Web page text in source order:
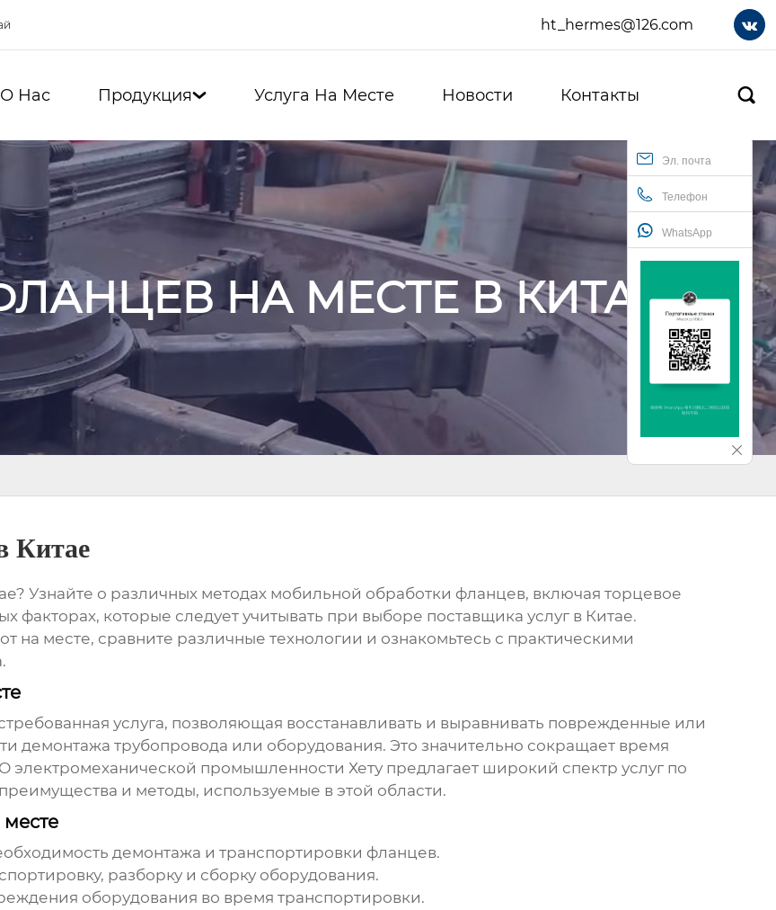
ht_hermes@126.com 
О Нас Продукция Услуга На Месте Новости Контакты 
Эл. почта
Телефон
WhatsApp
НА МЕСТЕ В КИТАЕ
Китае
? Узнайте о различных методах мобильной обработки фланцев, включая торцевое
которые следует учитывать при выборе поставщика услуг в Китае.
на месте, сравните различные технологии и ознакомьтесь с практическими
услуга, позволяющая восстанавливать и выравнивать поврежденные или
трубопровода или оборудования. Это значительно сокращает время
электромеханической промышленности Хету предлагает широкий спектр услуг по
и методы, используемые в этой области.
демонтажа и транспортировки фланцев.
разборку и сборку оборудования.
оборудования во время транспортировки.